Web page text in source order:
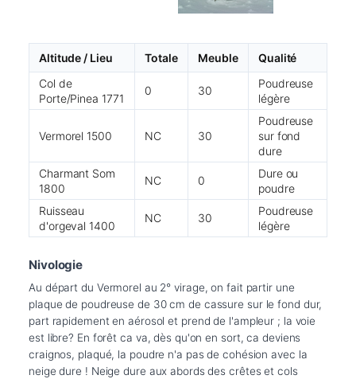
Altitude / Lieu Totale Meuble
Qualité
Col de
Porte/Pinea 1771
0 30
Poudreuse
légère
Vermorel 1500 NC 30
Poudreuse
sur fond
dure
Charmant Som
1800
NC 0
Dure ou
poudre
Ruisseau
d'orgeval 1400
NC 30
Poudreuse
légère
Nivologie
Au départ du Vermorel au 2° virage, on fait partir une
plaque de poudreuse de 30 cm de cassure sur le fond dur,
part rapidement en aérosol et prend de l'ampleur ; la voie
est libre? En forêt ca va, dès qu'on en sort, ca deviens
craignos, plaqué, la poudre n'a pas de cohésion avec la
neige dure ! Neige dure aux abords des crêtes et cols